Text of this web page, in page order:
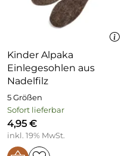
Kinder Alpaka
Einlegesohlen aus
Nadelfilz
5 Größen
Sofort lieferbar
4,95 €
inkl. 19% MwSt.